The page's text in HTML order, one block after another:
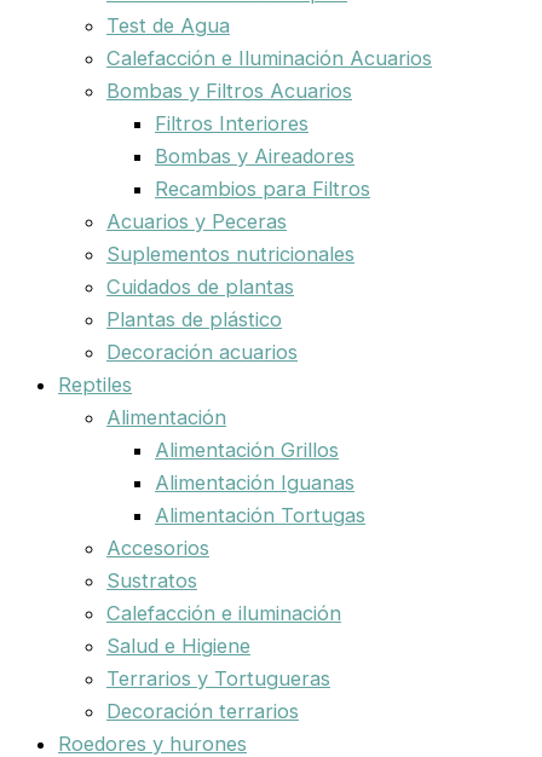
Test de Agua
Calefacción e Iluminación Acuarios
Bombas y Filtros Acuarios
Filtros Interiores
Bombas y Aireadores
Recambios para Filtros
Acuarios y Peceras
Suplementos nutricionales
Cuidados de plantas
Plantas de plástico
Decoración acuarios
Reptiles
Alimentación
Alimentación Grillos
Alimentación Iguanas
Alimentación Tortugas
Accesorios
Sustratos
Calefacción e iluminación
Salud e Higiene
Terrarios y Tortugueras
Decoración terrarios
Roedores y hurones